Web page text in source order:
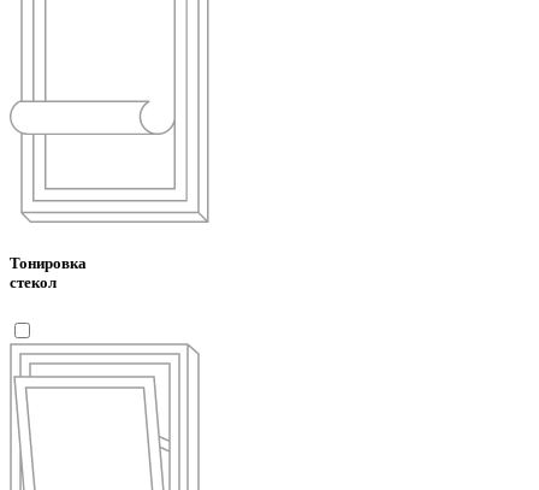
Тонировка
стекол